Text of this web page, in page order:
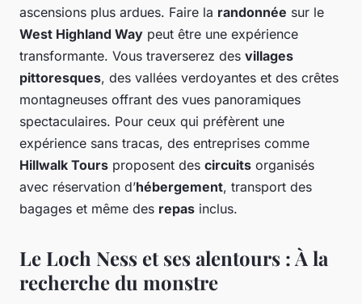
ascensions plus ardues. Faire la randonnée sur le
West Highland Way peut être une expérience
transformante. Vous traverserez des villages
pittoresques, des vallées verdoyantes et des crêtes
montagneuses offrant des vues panoramiques
spectaculaires. Pour ceux qui préfèrent une
expérience sans tracas, des entreprises comme
Hillwalk Tours proposent des circuits organisés
avec réservation d’hébergement, transport des
bagages et même des repas inclus.
Le Loch Ness et ses alentours : À la
recherche du monstre